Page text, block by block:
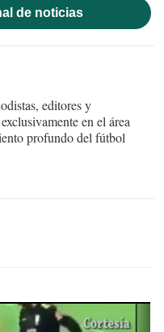
de noticias
editores y
en el área
profundo del fútbol